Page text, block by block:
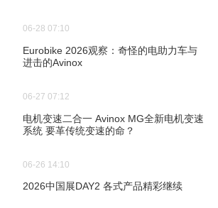
06-28 07:10
Eurobike 2026观察：奇怪的电助力车与
进击的Avinox
06-27 07:12
电机变速二合一 Avinox MG全新电机变速
系统 要革传统变速的命？
06-26 14:10
2026中国展DAY2 各式产品精彩继续